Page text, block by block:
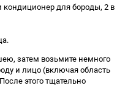
для бороды, 2 в
затем возьмите немного
и лицо (включая область
этого тщательно